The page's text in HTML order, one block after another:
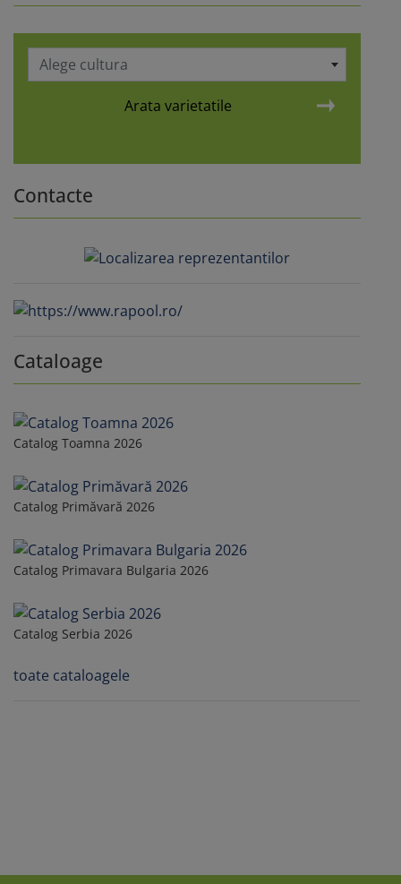
Alege cultura
Arata varietatile
Contacte
Cataloage
Catalog Toamna 2026
Catalog Primăvară 2026
Catalog Primavara Bulgaria 2026
Catalog Serbia 2026
toate cataloagele